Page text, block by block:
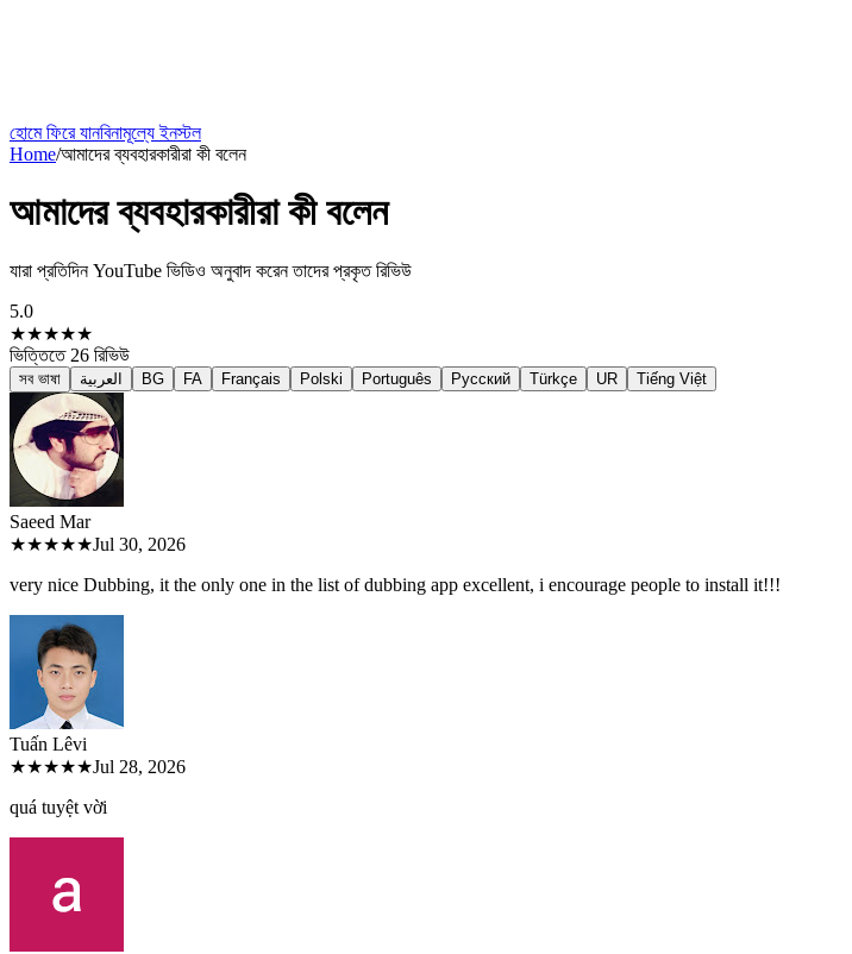
হোমে ফিরে যানবিনামূল্যে ইনস্টল
Home/আমাদের ব্যবহারকারীরা কী বলেন
আমাদের ব্যবহারকারীরা কী বলেন
যারা প্রতিদিন YouTube ভিডিও অনুবাদ করেন তাদের প্রকৃত রিভিউ
5.0
★★★★★
ভিত্তিতে 26 রিভিউ
সব ভাষা العربية BG FA Français Polski Português Русский Türkçe UR Tiếng Việt
Saeed Mar
★★★★★Jul 30, 2026
very nice Dubbing, it the only one in the list of dubbing app excellent, i encourage people to install it!!!
Tuấn Lêvi
★★★★★Jul 28, 2026
quá tuyệt vời